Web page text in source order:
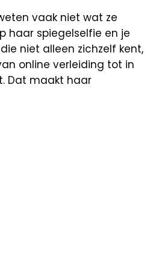
vaak niet wat ze
haar spiegelselfie en je
niet alleen zichzelf kent,
online verleiding tot in
Dat maakt haar